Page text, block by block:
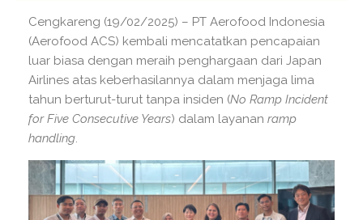
Cengkareng (19/02/2025) – PT Aerofood Indonesia
(Aerofood ACS) kembali mencatatkan pencapaian
luar biasa dengan meraih penghargaan dari Japan
Airlines atas keberhasilannya dalam menjaga lima
tahun berturut-turut tanpa insiden (No Ramp Incident
for Five Consecutive Years) dalam layanan ramp
handling.